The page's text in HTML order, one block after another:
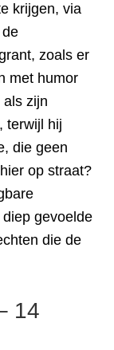
krijgen, via
zoals er
met humor
als zijn
terwijl hij
die geen
op straat?
diep gevoelde
die de
14